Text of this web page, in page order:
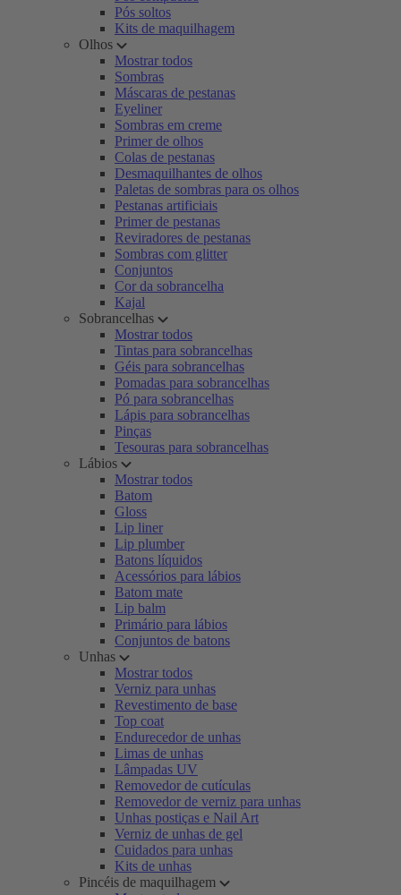
Pós soltos
Kits de maquilhagem
Olhos
Mostrar todos
Sombras
Máscaras de pestanas
Eyeliner
Sombras em creme
Primer de olhos
Colas de pestanas
Desmaquilhantes de olhos
Paletas de sombras para os olhos
Pestanas artificiais
Primer de pestanas
Reviradores de pestanas
Sombras com glitter
Conjuntos
Cor da sobrancelha
Kajal
Sobrancelhas
Mostrar todos
Tintas para sobrancelhas
Géis para sobrancelhas
Pomadas para sobrancelhas
Pó para sobrancelhas
Lápis para sobrancelhas
Pinças
Tesouras para sobrancelhas
Lábios
Mostrar todos
Batom
Gloss
Lip liner
Lip plumber
Batons líquidos
Acessórios para lábios
Batom mate
Lip balm
Primário para lábios
Conjuntos de batons
Unhas
Mostrar todos
Verniz para unhas
Revestimento de base
Top coat
Endurecedor de unhas
Limas de unhas
Lâmpadas UV
Removedor de cutículas
Removedor de verniz para unhas
Unhas postiças e Nail Art
Verniz de unhas de gel
Cuidados para unhas
Kits de unhas
Pincéis de maquilhagem